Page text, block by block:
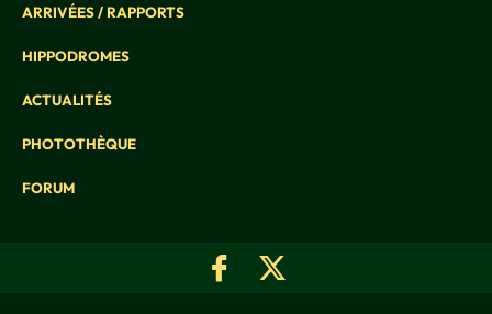
ARRIVÉES / RAPPORTS
HIPPODROMES
ACTUALITÉS
PHOTOTHÈQUE
FORUM